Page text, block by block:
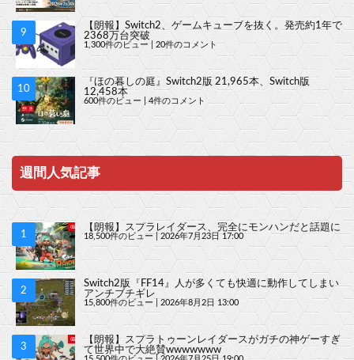
【朗報】Switch2、ゲームキューブを抜く。発売約1年で
2368万台突破
1,300件のビュー|20件のコメント
『ほの暮しの庭』Switch2版 21,965本、Switch版
12,458本
600件のビュー 4件のコメント
週間人気記事
【朗報】スプラレイダース、完全にモンハンだと話題に
18,500件のビュー|2026年7月23日 17:00
Switch2版『FF14』人が多くても快適に動作してしまい
アンチブチギレ
15,800件のビュー 2026年8月2日 13:00
【朗報】スプラトゥーンレイダースがガチの神ゲーすぎ
て世界中で大絶賛wwwwwww